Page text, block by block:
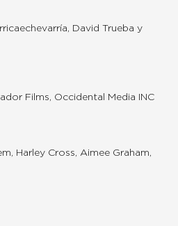
David Trueba y
Films, Occidental Media INC
Harley Cross, Aimee Graham,